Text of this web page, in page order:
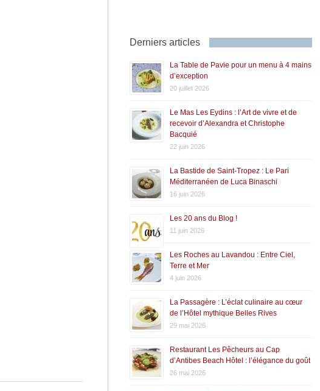
Derniers articles
La Table de Pavie pour un menu à 4 mains
d’exception
20 juillet 2026
Le Mas Les Eydins : l’Art de vivre et de
recevoir d’Alexandra et Christophe
Bacquié
22 juin 2026
La Bastide de Saint-Tropez : Le Pari
Méditerranéen de Luca Binaschi
16 juin 2026
Les 20 ans du Blog !
11 juin 2026
Les Roches au Lavandou : Entre Ciel,
Terre et Mer
4 juin 2026
La Passagère : L’éclat culinaire au cœur
de l’Hôtel mythique Belles Rives
29 mai 2026
Restaurant Les Pêcheurs au Cap
d’Antibes Beach Hôtel : l’élégance du goût
26 mai 2026